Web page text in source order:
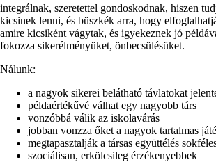
integrálnak, szeretettel gondoskodnak, hiszen
kicsinek lenni, és büszkék arra, hogy
amire kicsiként vágytak, és igyekeznek jó
fokozza sikerélményüket, önbecsülésüket.
Nálunk:
a nagyok sikerei belátható távlatokat
példaértékűvé válhat egy nagyobb társ
vonzóbbá válik az iskolavárás
jobban vonzza őket a nagyok tartalmas
megtapasztalják a társas együttélés
szociálisan, erkölcsileg érzékenyebbek